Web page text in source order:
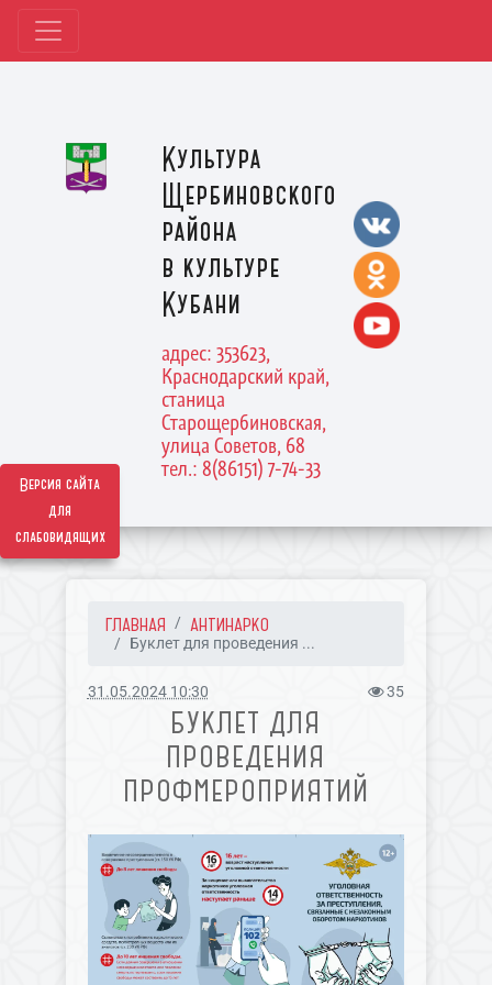
Версия сайта
для
слабовидящих
Культура
Щербиновского
района
в культуре
Кубани
адрес: 353623,
Краснодарский край,
станица
Старощербиновская,
улица Советов, 68
тел.: 8(86151) 7-74-33
ГЛАВНАЯ АНТИНАРКО
Буклет для проведения ...
31.05.2024 10:30 35
БУКЛЕТ ДЛЯ
ПРОВЕДЕНИЯ
ПРОФМЕРОПРИЯТИЙ